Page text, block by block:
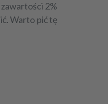
2%
Warto pić tę